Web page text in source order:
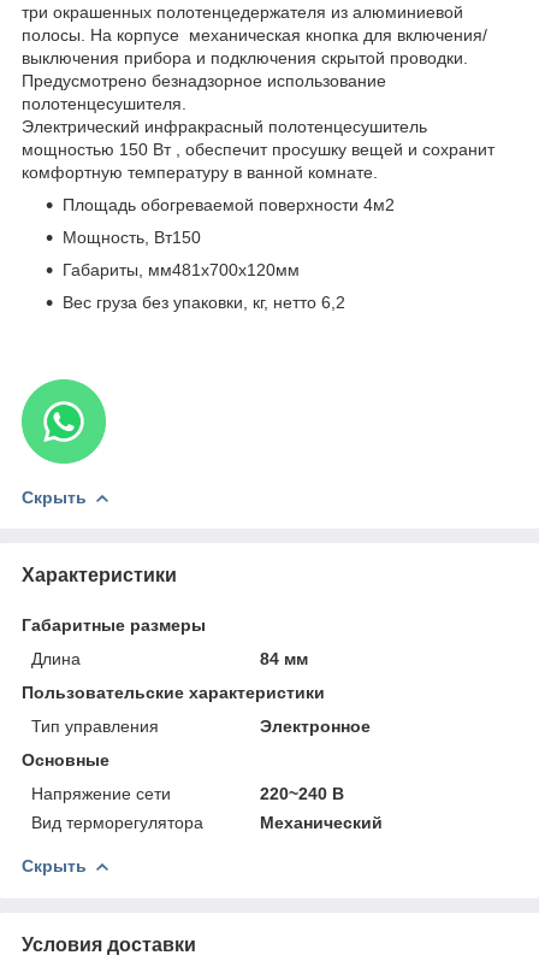
три окрашенных полотенцедержателя из алюминиевой
полосы. На корпусе механическая кнопка для включения/
выключения прибора и подключения скрытой проводки.
Предусмотрено безнадзорное использование
полотенцесушителя.
Электрический инфракрасный полотенцесушитель
мощностью 150 Вт , обеспечит просушку вещей и сохранит
комфортную температуру в ванной комнате.
Площадь обогреваемой поверхности 4м2
Мощность, Вт150
Габариты, мм481х700х120мм
Вес груза без упаковки, кг, нетто 6,2
Скрыть
Характеристики
Габаритные размеры
Длина
84 мм
Пользовательские характеристики
Тип управления
Электронное
Основные
Напряжение сети
220~240 В
Вид терморегулятора
Механический
Скрыть
Условия доставки